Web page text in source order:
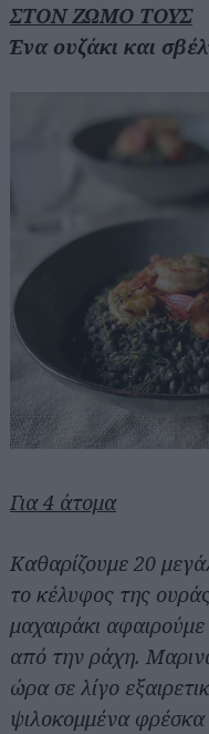
ΣΤΟΝ ΖΩΜΟ ΤΟΥΣ
Ένα ουζάκι και
Για 4 άτομα
Καθαρίζουμε 20
το κέλυφος της
μαχαιράκι
από την ράχη.
ώρα σε λίγο
ψιλοκομμένα